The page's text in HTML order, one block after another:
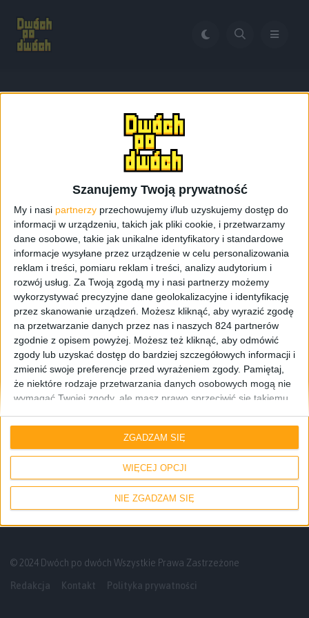
Szanujemy Twoją prywatność
My i nasi partnerzy przechowujemy i/lub uzyskujemy dostęp do
informacji w urządzeniu, takich jak pliki cookie, i przetwarzamy
dane osobowe, takie jak unikalne identyfikatory i standardowe
informacje wysyłane przez urządzenie w celu personalizowania
reklam i treści, pomiaru reklam i treści, analizy audytorium i
rozwój usług. Za Twoją zgodą my i nasi partnerzy możemy
wykorzystywać precyzyjne dane geolokalizacyjne i identyfikację
przez skanowanie urządzeń. Możesz kliknąć, aby wyrazić zgodę
na przetwarzanie danych przez nas i naszych 824 partnerów
zgodnie z opisem powyżej. Możesz też kliknąć, aby odmówić
zgody lub uzyskać dostęp do bardziej szczegółowych informacji i
zmienić swoje preferencje przed wyrażeniem zgody. Pamiętaj,
że niektóre rodzaje przetwarzania danych osobowych mogą nie
wymagać Twojej zgody, ale masz prawo sprzeciwić się takiemu
do tej witryny. Możesz w dowolnym momencie zmienić swoje
preferencje lub wycofać zgodę, wracając na tę stronę i klikając
przycisk "Prywatność" na dole strony.
WIĘCEJ OPCJI
NIE ZGADZAM SIĘ
ZGADZAM SIĘ
Serwis monitora
Serwis monitora
Jak to naprawiłem nienaprawialny
monitor za… 28,99 złotych
© 2024 Dwóch po dwóch Wszystkie Prawa Zastrzeżone
Redakcja Kontakt Polityka prywatności